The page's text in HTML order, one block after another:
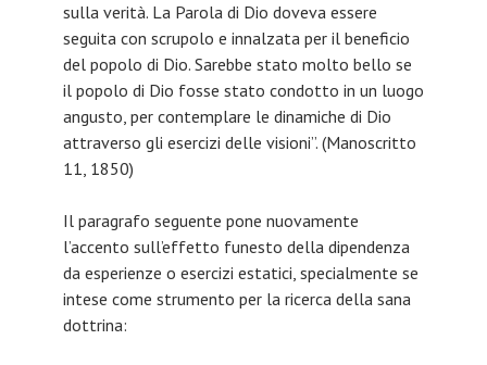
sulla verità. La Parola di Dio doveva essere
seguita con scrupolo e innalzata per il beneficio
del popolo di Dio. Sarebbe stato molto bello se
il popolo di Dio fosse stato condotto in un luogo
angusto, per contemplare le dinamiche di Dio
attraverso gli esercizi delle visioni”. (Manoscritto
11, 1850)
Il paragrafo seguente pone nuovamente
l’accento sull’effetto funesto della dipendenza
da esperienze o esercizi estatici, specialmente se
intese come strumento per la ricerca della sana
dottrina: